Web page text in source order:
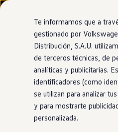
Ir
directamente
al contenido
Ir
directamente
al pie de
página
Nuevo ID. Cross
Vehículos Comerciales
Compra y ofertas
Volkswagen nuevo en
Volkswagen de
Financiación
My Renting
My Way
Seguros
Empresas
Autoescuelas
Eléctricos e híbridos
Te informamos que a
gestionado por
Distribución, S.A.U.
de terceros técnicas, de
analíticas y publicitarias.
identificadores (como
se utilizan para analizar
y para mostrarte
personalizada.